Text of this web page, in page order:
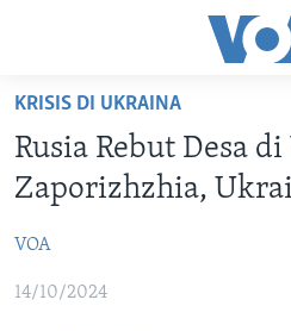
Akses
Lanjut
ke
Konten
Lanjut
ke
VIDEO
POLYGRAPH
DAFTAR PROGRAM
KRISIS DI UKRAINA
Rusia Rebut Desa
Zaporizhzhia,
VOA
14/10/2024